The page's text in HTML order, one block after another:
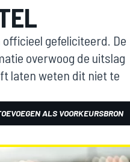
gefeliciteerd. De
overwoog de uitslag
laten weten dit niet te
ALS VOORKEURSBRON